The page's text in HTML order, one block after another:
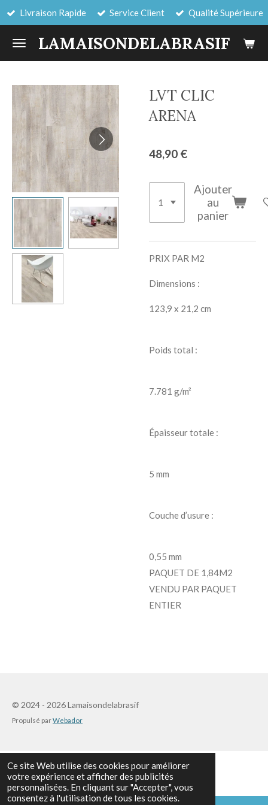
Ce site Web utilise des cookies pour améliorer
votre expérience et afficher des publicités
personnalisées. En cliquant sur "Accepter", vous
consentez à l'utilisation de tous les cookies.
Passer
contenu
principal
LAMAISONDELABRASIF
Livraison Rapide Service Client Qualité Supérieure
LVT CLIC
ARENA
48,90 €
Ajouter
au
panier
PRIX PAR M2
Dimensions :
123,9 x 21,2 cm
Poids total :
7.781 g/m²
Épaisseur totale :
5 mm
Couche d’usure :
0,55 mm
PAQUET DE 1,84M2
VENDU PAR PAQUET
ENTIER
© 2024 - 2026 Lamaisondelabrasif
Propulsé parWebador